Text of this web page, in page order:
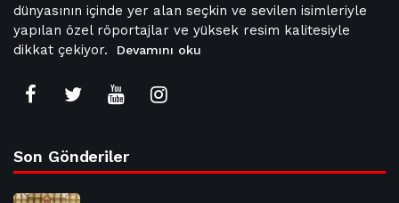
dünyasının içinde yer alan seçkin ve sevilen isimleriyle
yapılan özel röportajlar ve yüksek resim kalitesiyle
dikkat çekiyor.
Devamını oku
Son Gönderiler